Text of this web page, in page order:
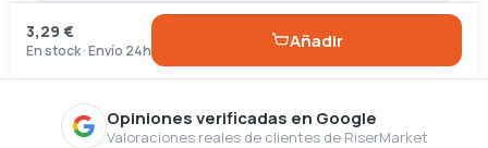
3,29 €
En stock · Envío 24h Añadir
Opiniones verificadas en Google
Valoraciones reales de clientes de RiserMarket